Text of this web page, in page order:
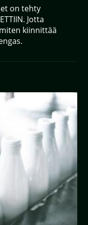
on tehty
Jotta
kiinnittää